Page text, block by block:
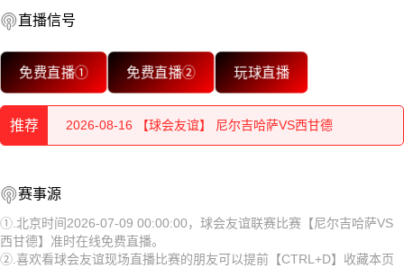
直播信号
免费直播① 免费直播② 玩球直播
推荐
2026-08-16 【球会友谊】 尼尔吉哈萨VS西甘德
2026-08-16 【球会友谊】 尼尔吉哈萨VS西甘德
2026-08-16 【球会友谊】 尼尔吉哈萨VS西甘德
2026-08-16 【球会友谊】 尼尔吉哈萨VS西甘德
赛事源
①.北京时间2026-07-09 00:00:00，球会友谊联赛比赛【尼尔吉哈萨VS
西甘德】准时在线免费直播。
②.喜欢看球会友谊现场直播比赛的朋友可以提前【CTRL+D】收藏本页